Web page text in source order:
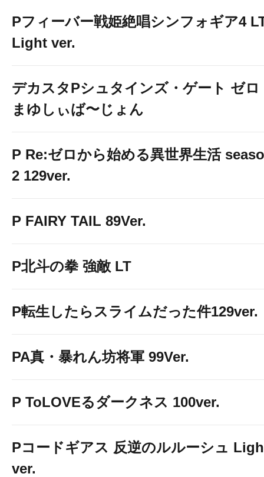
Pフィーバー戦姫絶唱シンフォギア4
Light ver.
デカスタPシュタインズ・ゲート ゼロ
まゆしぃば〜じょん
P Re:ゼロから始める異世界生活
2 129ver.
P FAIRY TAIL 89Ver.
P北斗の拳 強敵 LT
P転生したらスライムだった件129ver.
PA真・暴れん坊将軍 99Ver.
P ToLOVEるダークネス 100ver.
Pコードギアス 反逆のルルーシュ
ver.